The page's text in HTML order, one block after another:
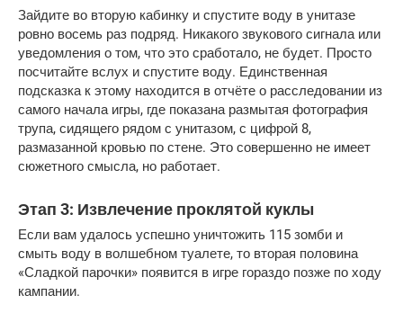
Зайдите во вторую кабинку и спустите воду в унитазе
ровно восемь раз подряд. Никакого звукового сигнала или
уведомления о том, что это сработало, не будет. Просто
посчитайте вслух и спустите воду. Единственная
подсказка к этому находится в отчёте о расследовании из
самого начала игры, где показана размытая фотография
трупа, сидящего рядом с унитазом, с цифрой 8,
размазанной кровью по стене. Это совершенно не имеет
сюжетного смысла, но работает.
Этап 3: Извлечение проклятой куклы
Если вам удалось успешно уничтожить 115 зомби и
смыть воду в волшебном туалете, то вторая половина
«Сладкой парочки» появится в игре гораздо позже по ходу
кампании.